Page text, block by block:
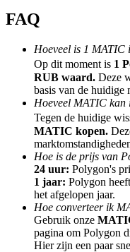
Doorverwijzing
Nodig een vriend uit
BTC Welcome Rewards
FAQ
Hoeveel is 1 MATIC
Op dit moment is 1
RUB waard. Deze
basis van de huidige
Hoeveel MATIC
Tegen de huidige
MATIC kopen.
Hoe is de prijs van
24 uur: Polygon's
1 jaar: Polygon
het afgelopen jaar.
Hoe converteer ik
Gebruik onze
pagina om Polygon
Hier zijn een paar